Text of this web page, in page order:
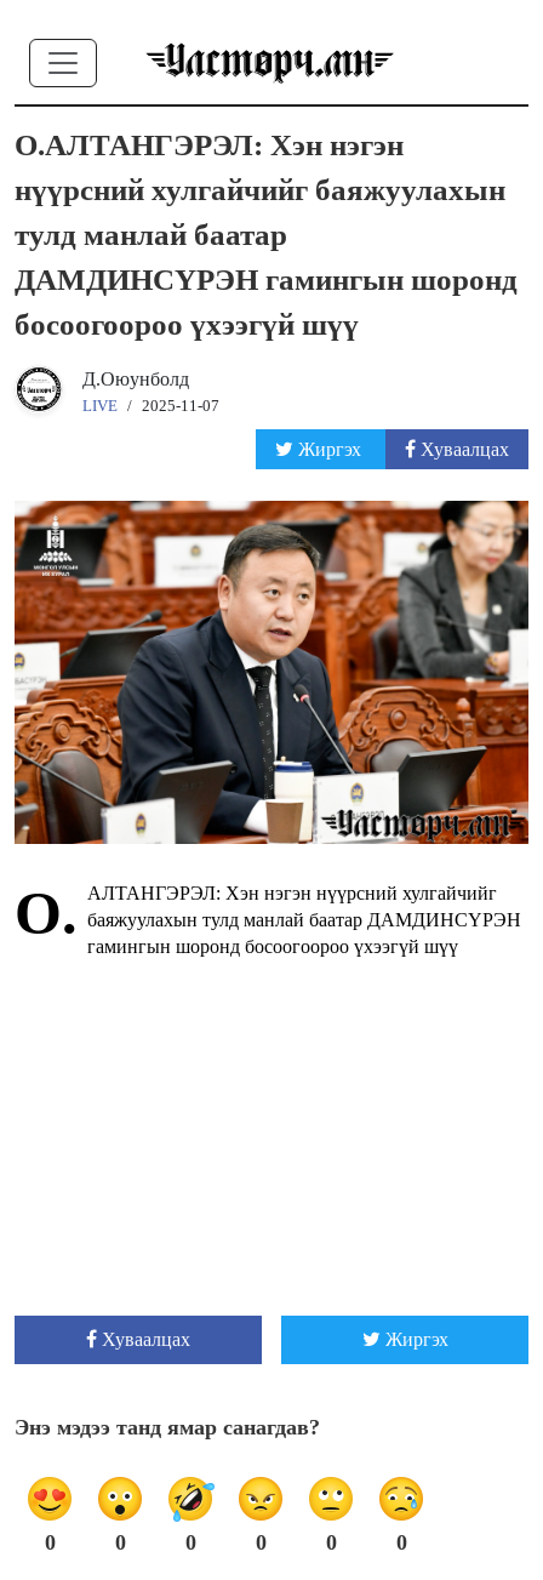
О.АЛТАНГЭРЭЛ: Хэн нэгэн
нүүрсний хулгайчийг баяжуулахын
тулд манлай баатар
ДАМДИНСҮРЭН гамингын шоронд
босоогоороо үхээгүй шүү
Д.Оюунболд
LIVE / 2025-11-07
Жиргэх Хуваалцах
О.
АЛТАНГЭРЭЛ: Хэн нэгэн нүүрсний хулгайчийг
баяжуулахын тулд манлай баатар ДАМДИНСҮРЭН
гамингын шоронд босоогоороо үхээгүй шүү
Хуваалцах Жиргэх
Энэ мэдээ танд ямар санагдав?
0 0 0 0 0 0